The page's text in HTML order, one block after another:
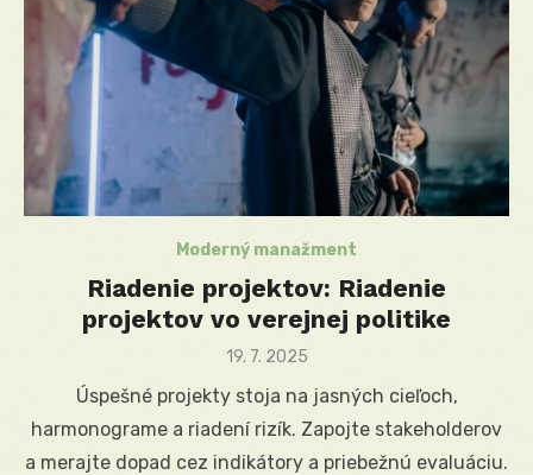
Moderný manažment
Riadenie projektov: Riadenie
projektov vo verejnej politike
Posted
19. 7. 2025
Úspešné projekty stoja na jasných cieľoch,
harmonograme a riadení rizík. Zapojte stakeholderov
a merajte dopad cez indikátory a priebežnú evaluáciu.